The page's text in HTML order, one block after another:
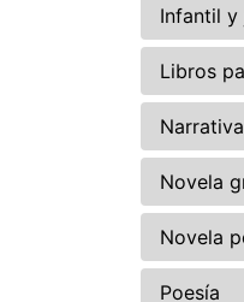
Infantil y
Libros
Narrativa
Novela
Novela
Poesía